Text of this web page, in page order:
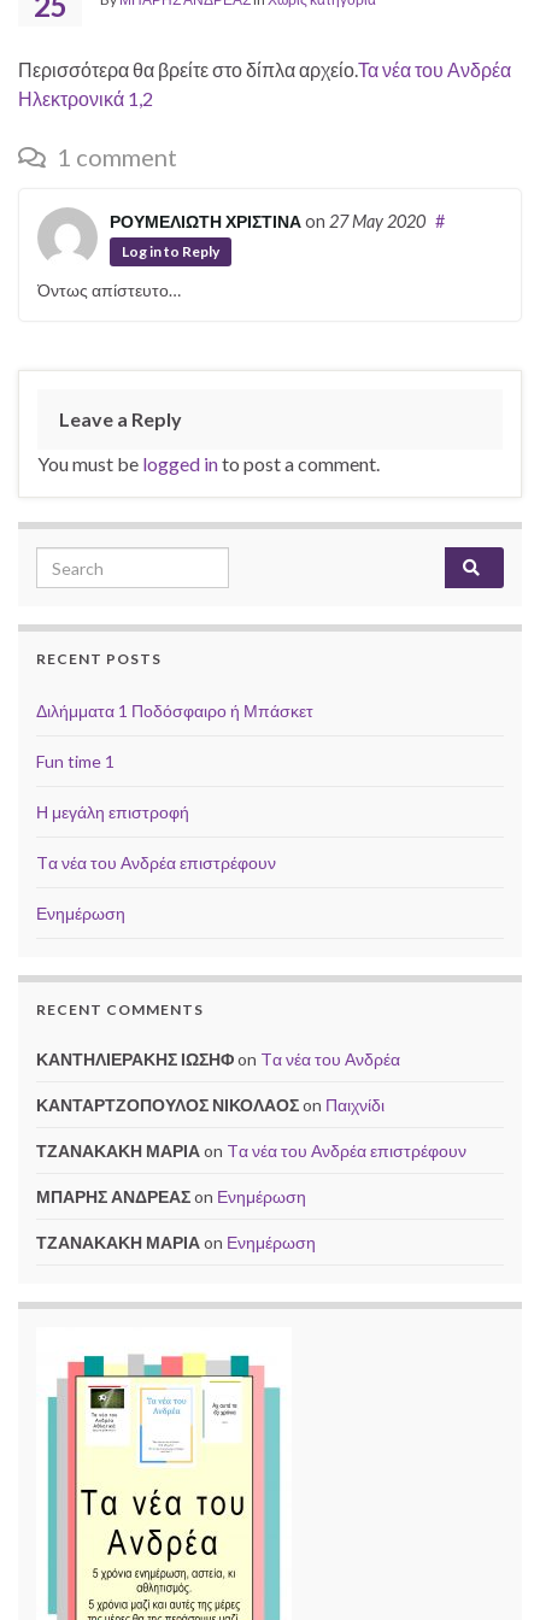
Περισσότερα θα βρείτε στο δίπλα αρχείο.Τα νέα του Ανδρέα
Ηλεκτρονικά 1,2
1 comment
ΡΟΥΜΕΛΙΩΤΗ ΧΡΙΣΤΙΝΑon 27 May 2020 #
Log in to Reply
Όντως απίστευτο…
Leave a Reply
You must be logged into post a comment.
Search for:
RECENT POSTS
Διλήμματα 1 Ποδόσφαιρο ή Μπάσκετ
Fun time 1
Η μεγάλη επιστροφή
Tα νέα του Ανδρέα επιστρέφουν
Ενημέρωση
RECENT COMMENTS
ΚΑΝΤΗΛΙΕΡΑΚΗΣ ΙΩΣΗΦon Tα νέα του Ανδρέα
ΚΑΝΤΑΡΤΖΟΠΟΥΛΟΣ ΝΙΚΟΛΑΟΣon Παιχνίδι
ΤΖΑΝΑΚΑΚΗ ΜΑΡΙΑon Tα νέα του Ανδρέα επιστρέφουν
ΜΠΑΡΗΣ ΑΝΔΡΕΑΣon Ενημέρωση
ΤΖΑΝΑΚΑΚΗ ΜΑΡΙΑon Ενημέρωση